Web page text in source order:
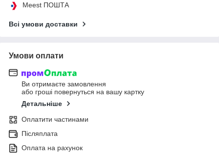
Meest ПОШТА
Всі умови доставки
Умови оплати
Ви отримаєте замовлення
або гроші повернуться на вашу картку
Детальніше
Оплатити частинами
Післяплата
Оплата на рахунок